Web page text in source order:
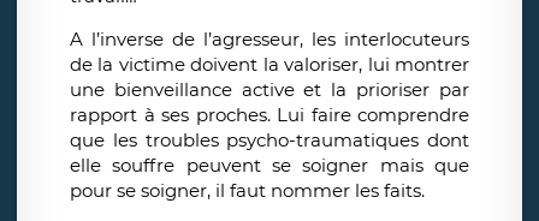
A l’inverse de l’agresseur, les interlocuteurs
de la victime doivent la valoriser, lui montrer
une bienveillance active et la prioriser par
rapport à ses proches. Lui faire comprendre
que les troubles psycho-traumatiques dont
elle souffre peuvent se soigner mais que
pour se soigner, il faut nommer les faits.